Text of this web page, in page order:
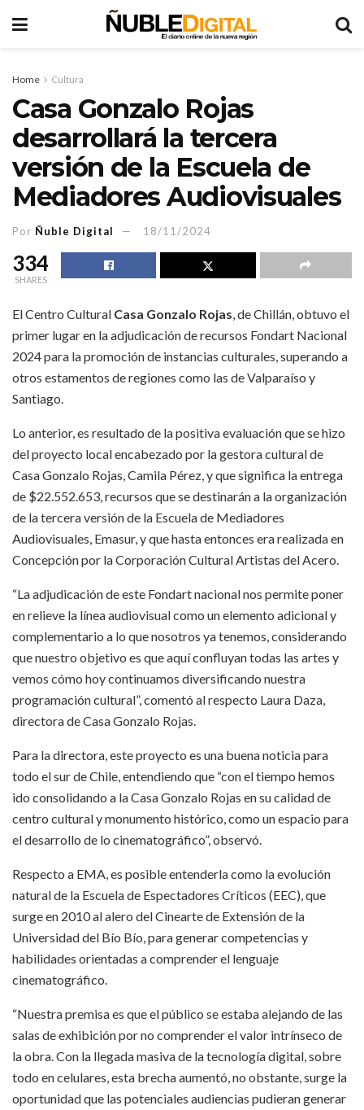
Home Cultura
Casa Gonzalo Rojas
desarrollará la tercera
versión de la Escuela de
Mediadores Audiovisuales
Por Ñuble Digital 18/11/2024
334
SHARES
El Centro Cultural Casa Gonzalo Rojas , de Chillán, obtuvo el
primer lugar en la adjudicación de recursos Fondart Nacional
2024 para la promoción de instancias culturales, superando a
otros estamentos de regiones como las de Valparaíso y
Santiago.
Lo anterior, es resultado de la positiva evaluación que se hizo
del proyecto local encabezado por la gestora cultural de
Casa Gonzalo Rojas, Camila Pérez, y que significa la entrega
de $22.552.653, recursos que se destinarán a la organización
de la tercera versión de la Escuela de Mediadores
Audiovisuales, Emasur, y que hasta entonces era realizada en
Concepción por la Corporación Cultural Artistas del Acero.
“La adjudicación de este Fondart nacional nos permite poner
en relieve la línea audiovisual como un elemento adicional y
complementario a lo que nosotros ya tenemos, considerando
que nuestro objetivo es que aquí confluyan todas las artes y
vemos cómo hoy continuamos diversificando nuestra
programación cultural”, comentó al respecto Laura Daza,
directora de Casa Gonzalo Rojas.
Para la directora, este proyecto es una buena noticia para
todo el sur de Chile, entendiendo que “con el tiempo hemos
ido consolidando a la Casa Gonzalo Rojas en su calidad de
centro cultural y monumento histórico, como un espacio para
el desarrollo de lo cinematográfico”, observó.
Respecto a EMA, es posible entenderla como la evolución
natural de la Escuela de Espectadores Críticos (EEC), que
surge en 2010 al alero del Cinearte de Extensión de la
Universidad del Bío Bío, para generar competencias y
habilidades orientadas a comprender el lenguaje
cinematográfico.
“Nuestra premisa es que el público se estaba alejando de las
salas de exhibición por no comprender el valor intrínseco de
la obra. Con la llegada masiva de la tecnología digital, sobre
todo en celulares, esta brecha aumentó, no obstante, surge la
oportunidad que las potenciales audiencias pudieran generar